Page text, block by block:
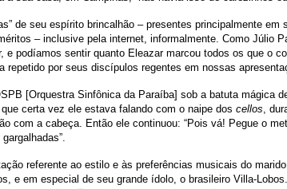
de seu espírito brincalhão – presentes principalmente
– inclusive pela internet, informalmente. Como Júlio
e podíamos sentir quanto Eleazar marcou todos os que
repetido por seus discípulos regentes em nossas
[Orquestra Sinfônica da Paraíba] sob a batuta
certa vez ele estava falando com o naipe dos cellos,
com a cabeça. Então ele continuou: “Pois vá! Pegue o
referente ao estilo e às preferências musicais do
e em especial de seu grande ídolo, o brasileiro Villa-